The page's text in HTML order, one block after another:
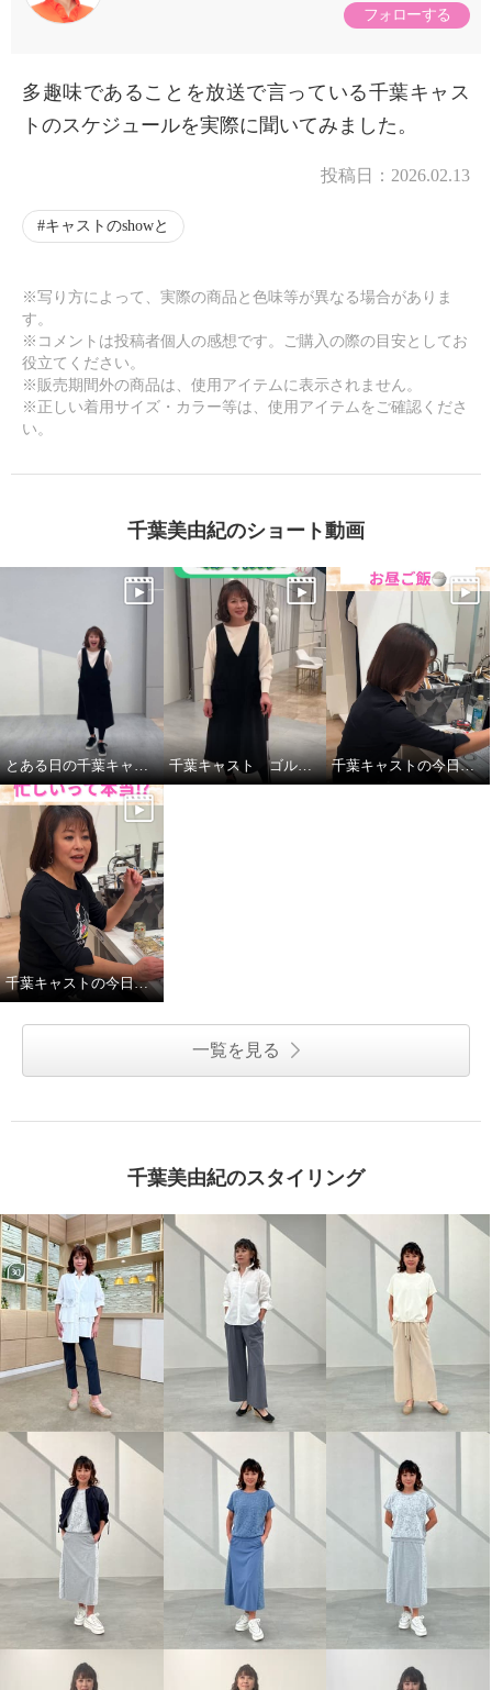
フォローする
多趣味であることを放送で言っている千葉キャス
トのスケジュールを実際に聞いてみました。
投稿日： 2026.02.13
キャストのshowと
※写り方によって、実際の商品と色味等が異なる場合がありま
す。
※コメントは投稿者個人の感想です。ご購入の際の目安としてお
役立てください。
※販売期間外の商品は、使用アイテムに表示されません。
※正しい着用サイズ・カラー等は、使用アイテムをご確認くださ
い。
千葉美由紀のショート動画
とある日の千葉キャストの私服紹介 千葉キャスト ゴルフに挑戦！ 千葉キャストの今日の昼ごはん
千葉キャストの今日の一日
一覧を見る
千葉美由紀のスタイリング